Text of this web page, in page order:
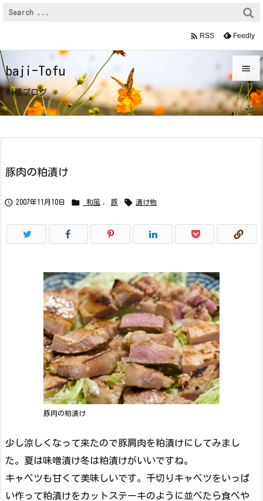
baji-Tofu
料理ブログ


メニュ
 RSS Feedly
豚肉の粕漬け
 2007年11月10日  _和風 豚  漬け物
豚肉の粕漬け
少し涼しくなって来たので豚肩肉を粕漬けにしてみまし
た。夏は味噌漬け冬は粕漬けがいいですね。
キャベツも甘くて美味しいです。千切りキャベツをいっぱ
い作って粕漬けをカットステーキのように並べたら食べや